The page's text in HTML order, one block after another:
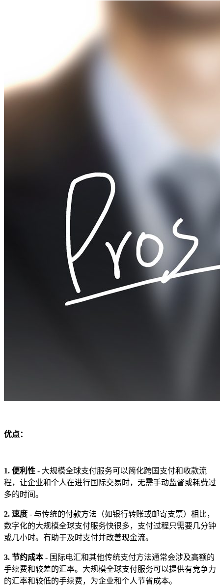
优点：
1. 便利性 - 大规模全球支付服务可以简化跨国支付和收款流
程，让企业和个人在进行国际交易时，无需手动监督或耗费过
多的时间。
2. 速度 - 与传统的付款方法（如银行转账或邮寄支票）相比，
数字化的大规模全球支付服务快很多，支付过程只需要几分钟
或几小时。有助于及时支付并改善现金流。
3. 节约成本- 国际电汇和其他传统支付方法通常会涉及高额的
手续费和较差的汇率。大规模全球支付服务可以提供有竞争力
的汇率和较低的手续费，为企业和个人节省成本。